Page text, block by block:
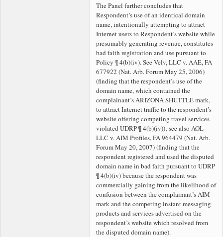
The Panel further concludes that
Respondent’s use of an identical domain
name, intentionally attempting to attract
Internet users to Respondent’s website while
presumably generating revenue, constitutes
bad faith registration and use pursuant to
Policy ¶ 4(b)(iv). See Velv, LLC v. AAE, FA
677922 (Nat. Arb. Forum May 25, 2006)
(finding that the respondent’s use of the
domain name, which contained the
complainant’s ARIZONA SHUTTLE mark,
to attract Internet traffic to the respondent’s
website offering competing travel services
violated UDRP ¶ 4(b)(iv)); see also AOL
LLC v. AIM Profiles, FA 964479 (Nat. Arb.
Forum May 20, 2007) (finding that the
respondent registered and used the disputed
domain name in bad faith pursuant to UDRP
¶ 4(b)(iv) because the respondent was
commercially gaining from the likelihood of
confusion between the complainant’s AIM
mark and the competing instant messaging
products and services advertised on the
respondent’s website which resolved from
the disputed domain name).